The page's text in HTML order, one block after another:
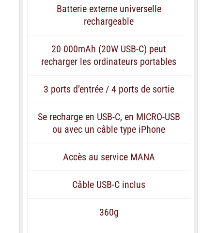
Batterie externe universelle
rechargeable
20 000mAh (20W USB-C) peut
recharger les ordinateurs portables
3 ports d’entrée / 4 ports de sortie
Se recharge en USB-C, en MICRO-USB
ou avec un câble type iPhone
Accès au service MANA
Câble USB-C inclus
360g